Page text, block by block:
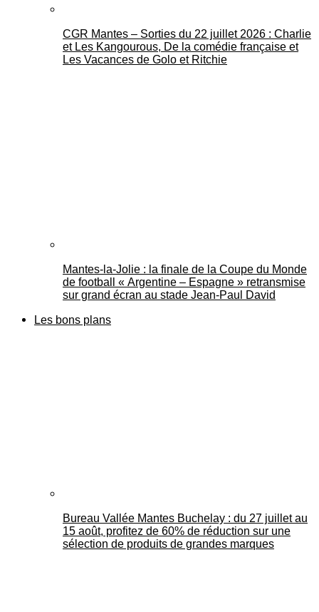
CGR Mantes – Sorties du 22 juillet 2026 : Charlie
et Les Kangourous, De la comédie française et
Les Vacances de Golo et Ritchie
Mantes-la-Jolie : la finale de la Coupe du Monde
de football « Argentine – Espagne » retransmise
sur grand écran au stade Jean-Paul David
Les bons plans
Bureau Vallée Mantes Buchelay : du 27 juillet au
15 août, profitez de 60% de réduction sur une
sélection de produits de grandes marques